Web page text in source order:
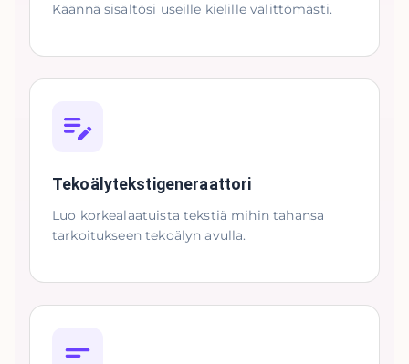
Käännä sisältösi useille kielille välittömästi.
Tekoälytekstigeneraattori
Luo korkealaatuista tekstiä mihin tahansa
tarkoitukseen tekoälyn avulla.